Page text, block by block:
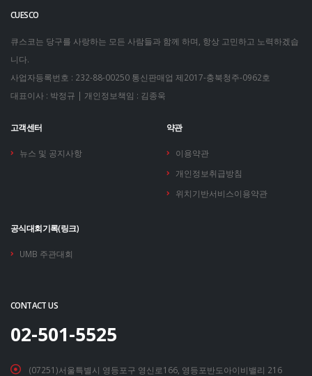
CUESCO
큐스코는 당구를 사랑하는 모든 사람들과 함께 하며, 항상 고민하고 노력하겠습
니다.
사업자등록번호 : 232-88-00250 통신판매업 제2017-충북청주-0962호
대표이사 : 박정규 | 개인정보책임 : 김종욱
고객센터
뉴스 및 공지사항
약관
이용약관
개인정보취급방침
위치기반서비스이용약관
공식대회기록(링크)
UMB 주관대회
CONTACT US
02-501-5525
(07251)서울특별시 영등포구 영신로166, 영등포반도아이비밸리 216